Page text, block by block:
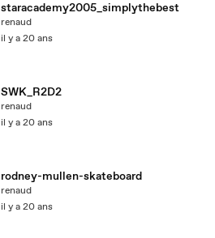
staracademy2005_simplythebest
renaud
il y a 20 ans
SWK_R2D2
renaud
il y a 20 ans
rodney-mullen-skateboard
renaud
il y a 20 ans